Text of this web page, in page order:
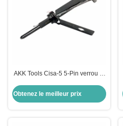
AKK Tools Cisa-5 5-Pin verrou 2-
de porte Cisa outils de serrurerie
porte
Obtenez le meilleur prix